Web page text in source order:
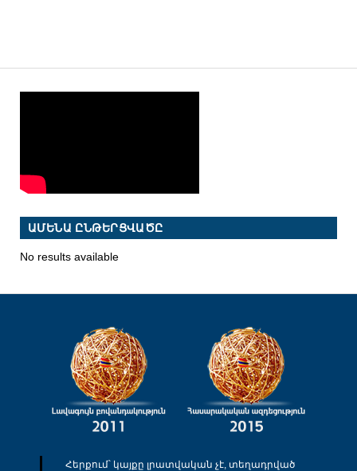
ԱՄԵՆԱ ԸՆԹԵՐՑՎԱԾԸ
No results available
Հերքում՝ կայքը լրատվական չէ, տեղադրված